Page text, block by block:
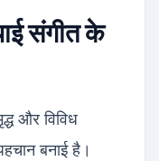
संगीत के
और विविध
बनाई है।